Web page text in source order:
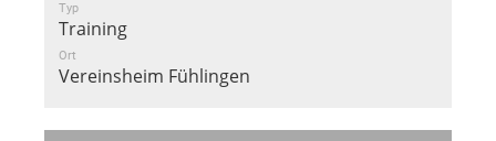
Typ
Training
Ort
Vereinsheim Fühlingen